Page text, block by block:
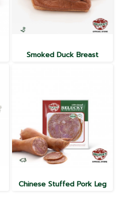
Smoked Duck Breast
Chinese Stuffed Pork Leg